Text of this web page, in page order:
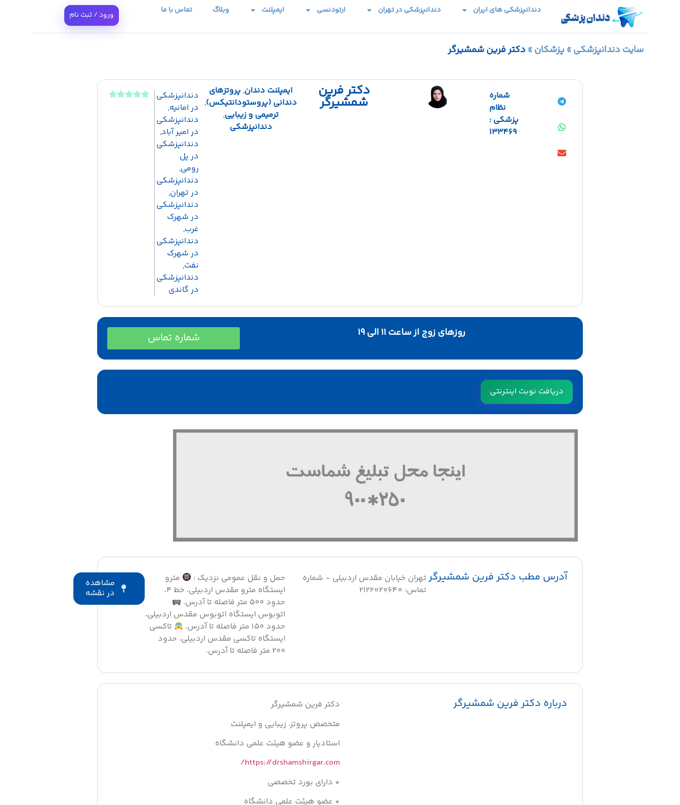
دندانپزشکی های ایران دندانپزشکی در تهران ارتودنسی ایمپلنت وبلاگ تماس با ما ورود / ثبت نام
سایت دندانپزشکی» پزشکان» دکتر فرین شمشیرگر
شماره
نظام
پزشکی :
133469
دکتر فرین
شمشیرگر
ایمپلنت دندان, پروتزهای
دندانی (پروستودانتیکس),
ترمیمی و زیبایی,
دندانپزشکی
دندانپزشکی
در امانیه,
دندانپزشکی
در امیر آباد,
دندانپزشکی
در پل
رومی,
دندانپزشکی
در تهران,
دندانپزشکی
در شهرک
غرب,
دندانپزشکی
در شهرک
نفت,
دندانپزشکی
در گاندی
روزهای زوج از ساعت ١١ الی ١٩ شماره تماس
دریافت نوبت اینترنتی
آدرس مطب دکتر فرین شمشیرگر تهران خیابان مقدس اردبیلی - شماره
تماس: 2122020640
حمل و نقل عمومی نزدیک :
مترو
ایستگاه مترو مقدس اردبیلی، خط ۴،
حدود ۵۰۰ متر فاصله تا آدرس.
اتوبوس ایستگاه اتوبوس مقدس اردبیلی،
حدود ۱۵۰ متر فاصله تا آدرس.
تاکسی
ایستگاه تاکسی مقدس اردبیلی، حدود
۲۰۰ متر فاصله تا آدرس.
مشاهده
در نقشه
درباره دکتر فرین شمشیرگر
دکتر فرین شمشیرگر
متخصص پروتز، زیبایی و ایمپلنت
استادیار و عضو هیئت علمی دانشگاه
https://drshamshirgar.com/
* دارای بورد تخصصی
* عضو هیئت علمی دانشگاه